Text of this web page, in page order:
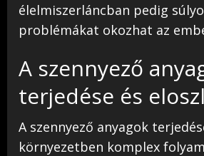
élelmiszerláncban pedig
problémákat okozhat az
A szennyező
terjedése és
A szennyező anyagok
környezetben komplex